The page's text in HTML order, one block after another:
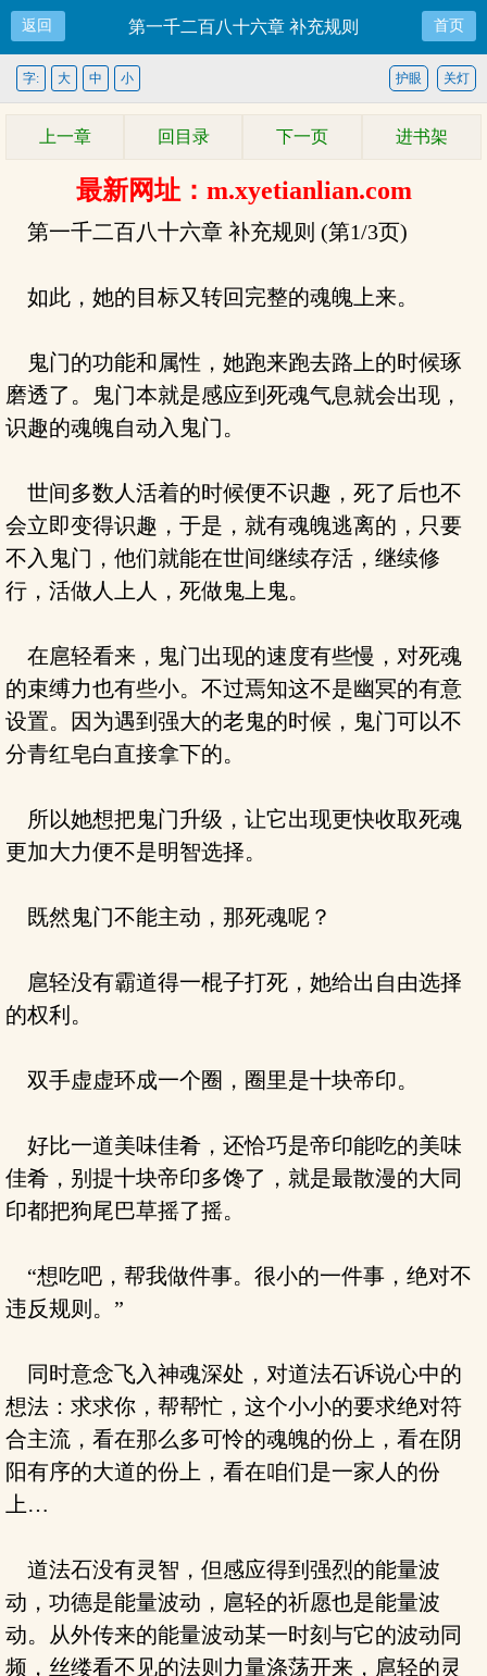
返回 第一千二百八十六章 补充规则 首页
关灯
护眼
字: 大 中 小
上一章 回目录 下一页 进书架
最新网址：m.xyetianlian.com
第一千二百八十六章 补充规则 (第1/3页)
如此，她的目标又转回完整的魂魄上来。
鬼门的功能和属性，她跑来跑去路上的时候琢
磨透了。鬼门本就是感应到死魂气息就会出现，
识趣的魂魄自动入鬼门。
世间多数人活着的时候便不识趣，死了后也不
会立即变得识趣，于是，就有魂魄逃离的，只要
不入鬼门，他们就能在世间继续存活，继续修
行，活做人上人，死做鬼上鬼。
在扈轻看来，鬼门出现的速度有些慢，对死魂
的束缚力也有些小。不过焉知这不是幽冥的有意
设置。因为遇到强大的老鬼的时候，鬼门可以不
分青红皂白直接拿下的。
所以她想把鬼门升级，让它出现更快收取死魂
更加大力便不是明智选择。
既然鬼门不能主动，那死魂呢？
扈轻没有霸道得一棍子打死，她给出自由选择
的权利。
双手虚虚环成一个圈，圈里是十块帝印。
好比一道美味佳肴，还恰巧是帝印能吃的美味
佳肴，别提十块帝印多馋了，就是最散漫的大同
印都把狗尾巴草摇了摇。
“想吃吧，帮我做件事。很小的一件事，绝对不
违反规则。”
同时意念飞入神魂深处，对道法石诉说心中的
想法：求求你，帮帮忙，这个小小的要求绝对符
合主流，看在那么多可怜的魂魄的份上，看在阴
阳有序的大道的份上，看在咱们是一家人的份
上…
道法石没有灵智，但感应得到强烈的能量波
动，功德是能量波动，扈轻的祈愿也是能量波
动。从外传来的能量波动某一时刻与它的波动同
频，丝缕看不见的法则力量涤荡开来，扈轻的灵